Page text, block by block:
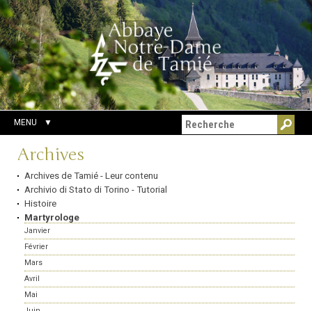
Aller
au
contenu.
|
Aller
à
la
navigation
Outils
personnels
Chercher par
Recherche
avancée…
MENU
Navigation
Archives
Archives de Tamié - Leur contenu
Archivio di Stato di Torino - Tutorial
Histoire
Martyrologe
Janvier
Février
Mars
Avril
Mai